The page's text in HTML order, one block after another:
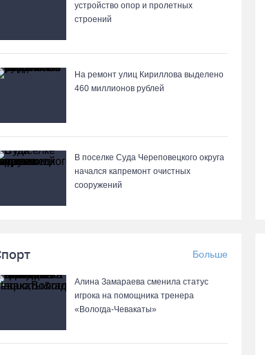
устройство опор и пролетных
строений
На ремонт улиц Кириллова выделено
460 миллионов рублей
В поселке Суда Череповецкого округа
начался капремонт очистных
сооружений
Больше
Алина Замараева сменила статус
игрока на помощника тренера
«Вологда-Чевакаты»